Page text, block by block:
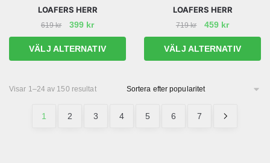
De
olika
på
De
olika
på
LOAFERS HERR
619kr
Det
ursprungliga
priset
var:
399 krDet
nuvarande
priset
är:
VÄLJ ALTERNATIV
Den
här
har
varianter.
LOAFERS HERR
719kr
Det
ursprungliga
priset
var:
459 krDet
nuvarande
priset
är:
VÄLJ ALTERNATIV
Den
här
har
varianter.
Visar 1–24 av 150 resultatSortera
1 2 3 4 5 6 7